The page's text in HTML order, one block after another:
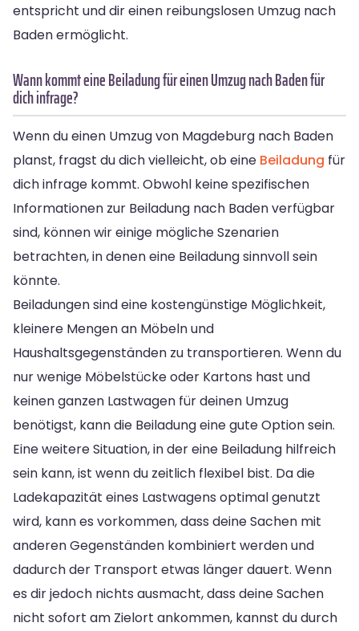
entspricht und dir einen reibungslosen Umzug nach
Baden ermöglicht.
Wann kommt eine Beiladung für einen Umzug nach Baden für
dich infrage?
Wenn du einen Umzug von Magdeburg nach Baden
planst, fragst du dich vielleicht, ob eine Beiladung für
dich infrage kommt. Obwohl keine spezifischen
Informationen zur Beiladung nach Baden verfügbar
sind, können wir einige mögliche Szenarien
betrachten, in denen eine Beiladung sinnvoll sein
könnte.
Beiladungen sind eine kostengünstige Möglichkeit,
kleinere Mengen an Möbeln und
Haushaltsgegenständen zu transportieren. Wenn du
nur wenige Möbelstücke oder Kartons hast und
keinen ganzen Lastwagen für deinen Umzug
benötigst, kann die Beiladung eine gute Option sein.
Eine weitere Situation, in der eine Beiladung hilfreich
sein kann, ist wenn du zeitlich flexibel bist. Da die
Ladekapazität eines Lastwagens optimal genutzt
wird, kann es vorkommen, dass deine Sachen mit
anderen Gegenständen kombiniert werden und
dadurch der Transport etwas länger dauert. Wenn
es dir jedoch nichts ausmacht, dass deine Sachen
nicht sofort am Zielort ankommen, kannst du durch